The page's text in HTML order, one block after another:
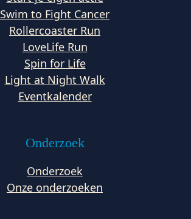
Swim to Fight Cancer
Rollercoaster Run
LoveLife Run
Spin for Life
Light at Night Walk
Eventkalender
Onderzoek
Onderzoek
Onze onderzoeken